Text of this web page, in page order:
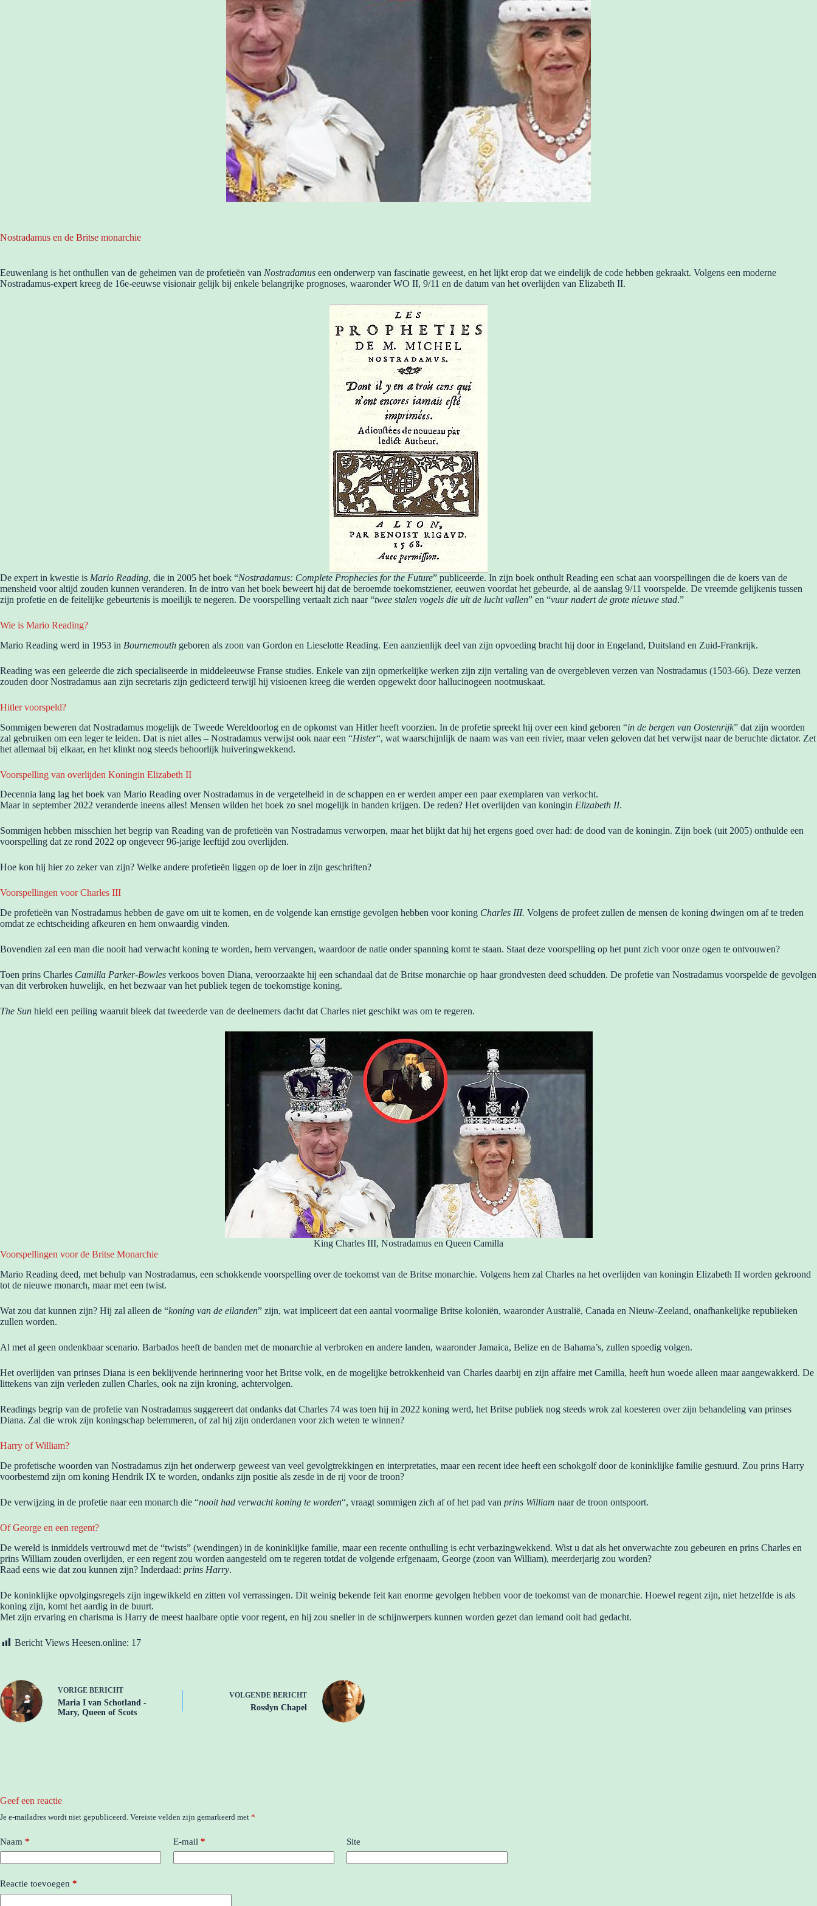
Nostradamus en de Britse monarchie
Eeuwenlang is het onthullen van de geheimen van de profetieën van Nostradamus een onderwerp van fascinatie geweest, en het lijkt erop dat we eindelijk de code hebben gekraakt. Volgens een moderne
Nostradamus-expert kreeg de 16e-eeuwse visionair gelijk bij enkele belangrijke prognoses, waaronder WO II, 9/11 en de datum van het overlijden van Elizabeth II.
De expert in kwestie is Mario Reading, die in 2005 het boek “Nostradamus: Complete Prophecies for the Future” publiceerde. In zijn boek onthult Reading een schat aan voorspellingen die de koers van de
mensheid voor altijd zouden kunnen veranderen. In de intro van het boek beweert hij dat de beroemde toekomstziener, eeuwen voordat het gebeurde, al de aanslag 9/11 voorspelde. De vreemde gelijkenis tussen
zijn profetie en de feitelijke gebeurtenis is moeilijk te negeren. De voorspelling vertaalt zich naar “twee stalen vogels die uit de lucht vallen” en “vuur nadert de grote nieuwe stad.”
Wie is Mario Reading?
Mario Reading werd in 1953 in Bournemouth geboren als zoon van Gordon en Lieselotte Reading. Een aanzienlijk deel van zijn opvoeding bracht hij door in Engeland, Duitsland en Zuid-Frankrijk.
Reading was een geleerde die zich specialiseerde in middeleeuwse Franse studies. Enkele van zijn opmerkelijke werken zijn zijn vertaling van de overgebleven verzen van Nostradamus (1503-66). Deze verzen
zouden door Nostradamus aan zijn secretaris zijn gedicteerd terwijl hij visioenen kreeg die werden opgewekt door hallucinogeen nootmuskaat.
Hitler voorspeld?
Sommigen beweren dat Nostradamus mogelijk de Tweede Wereldoorlog en de opkomst van Hitler heeft voorzien. In de profetie spreekt hij over een kind geboren “in de bergen van Oostenrijk” dat zijn woorden
zal gebruiken om een leger te leiden. Dat is niet alles – Nostradamus verwijst ook naar een “Hister“, wat waarschijnlijk de naam was van een rivier, maar velen geloven dat het verwijst naar de beruchte dictator. Zet
het allemaal bij elkaar, en het klinkt nog steeds behoorlijk huiveringwekkend.
Voorspelling van overlijden Koningin Elizabeth II
Decennia lang lag het boek van Mario Reading over Nostradamus in de vergetelheid in de schappen en er werden amper een paar exemplaren van verkocht.
Maar in september 2022 veranderde ineens alles! Mensen wilden het boek zo snel mogelijk in handen krijgen. De reden? Het overlijden van koningin Elizabeth II.
Sommigen hebben misschien het begrip van Reading van de profetieën van Nostradamus verworpen, maar het blijkt dat hij het ergens goed over had: de dood van de koningin. Zijn boek (uit 2005) onthulde een
voorspelling dat ze rond 2022 op ongeveer 96-jarige leeftijd zou overlijden.
Hoe kon hij hier zo zeker van zijn? Welke andere profetieën liggen op de loer in zijn geschriften?
Voorspellingen voor Charles III
De profetieën van Nostradamus hebben de gave om uit te komen, en de volgende kan ernstige gevolgen hebben voor koning Charles III. Volgens de profeet zullen de mensen de koning dwingen om af te treden
omdat ze echtscheiding afkeuren en hem onwaardig vinden.
Bovendien zal een man die nooit had verwacht koning te worden, hem vervangen, waardoor de natie onder spanning komt te staan. Staat deze voorspelling op het punt zich voor onze ogen te ontvouwen?
Toen prins Charles Camilla Parker-Bowles verkoos boven Diana, veroorzaakte hij een schandaal dat de Britse monarchie op haar grondvesten deed schudden. De profetie van Nostradamus voorspelde de gevolgen
van dit verbroken huwelijk, en het bezwaar van het publiek tegen de toekomstige koning.
The Sun hield een peiling waaruit bleek dat tweederde van de deelnemers dacht dat Charles niet geschikt was om te regeren.
King Charles III, Nostradamus en Queen Camilla
Voorspellingen voor de Britse Monarchie
Mario Reading deed, met behulp van Nostradamus, een schokkende voorspelling over de toekomst van de Britse monarchie. Volgens hem zal Charles na het overlijden van koningin Elizabeth II worden gekroond
tot de nieuwe monarch, maar met een twist.
Wat zou dat kunnen zijn? Hij zal alleen de “koning van de eilanden” zijn, wat impliceert dat een aantal voormalige Britse koloniën, waaronder Australië, Canada en Nieuw-Zeeland, onafhankelijke republieken
zullen worden.
Al met al geen ondenkbaar scenario. Barbados heeft de banden met de monarchie al verbroken en andere landen, waaronder Jamaica, Belize en de Bahama’s, zullen spoedig volgen.
Het overlijden van prinses Diana is een beklijvende herinnering voor het Britse volk, en de mogelijke betrokkenheid van Charles daarbij en zijn affaire met Camilla, heeft hun woede alleen maar aangewakkerd. De
littekens van zijn verleden zullen Charles, ook na zijn kroning, achtervolgen.
Readings begrip van de profetie van Nostradamus suggereert dat ondanks dat Charles 74 was toen hij in 2022 koning werd, het Britse publiek nog steeds wrok zal koesteren over zijn behandeling van prinses
Diana. Zal die wrok zijn koningschap belemmeren, of zal hij zijn onderdanen voor zich weten te winnen?
Harry of William?
De profetische woorden van Nostradamus zijn het onderwerp geweest van veel gevolgtrekkingen en interpretaties, maar een recent idee heeft een schokgolf door de koninklijke familie gestuurd. Zou prins Harry
voorbestemd zijn om koning Hendrik IX te worden, ondanks zijn positie als zesde in de rij voor de troon?
De verwijzing in de profetie naar een monarch die “nooit had verwacht koning te worden“, vraagt sommigen zich af of het pad van prins William naar de troon ontspoort.
Of George en een regent?
De wereld is inmiddels vertrouwd met de “twists” (wendingen) in de koninklijke familie, maar een recente onthulling is echt verbazingwekkend. Wist u dat als het onverwachte zou gebeuren en prins Charles en
prins William zouden overlijden, er een regent zou worden aangesteld om te regeren totdat de volgende erfgenaam, George (zoon van William), meerderjarig zou worden?
Raad eens wie dat zou kunnen zijn? Inderdaad: prins Harry.
De koninklijke opvolgingsregels zijn ingewikkeld en zitten vol verrassingen. Dit weinig bekende feit kan enorme gevolgen hebben voor de toekomst van de monarchie. Hoewel regent zijn, niet hetzelfde is als
koning zijn, komt het aardig in de buurt.
Met zijn ervaring en charisma is Harry de meest haalbare optie voor regent, en hij zou sneller in de schijnwerpers kunnen worden gezet dan iemand ooit had gedacht.
Bericht Views Heesen.online: 17
VORIGE BERICHT
Maria I van Schotland -
Mary, Queen of Scots
VOLGENDE BERICHT
Rosslyn Chapel
Geef een reactie
Je e-mailadres wordt niet gepubliceerd. Vereiste velden zijn gemarkeerd met *
Naam * E-mail * Site
Reactie toevoegen *